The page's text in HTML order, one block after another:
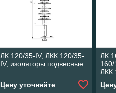
ЛК 120/35-IV, ЛКК 120/35-
IV, изоляторы подвесные
Цену уточняйте
ЛК
ЛКК
IV,